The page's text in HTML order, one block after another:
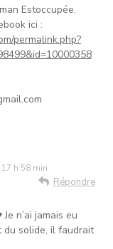
Estoccupée.
ici :
permalink.php?
h 58 min
Répondre
n’ai jamais eu
du solide, il faudrait